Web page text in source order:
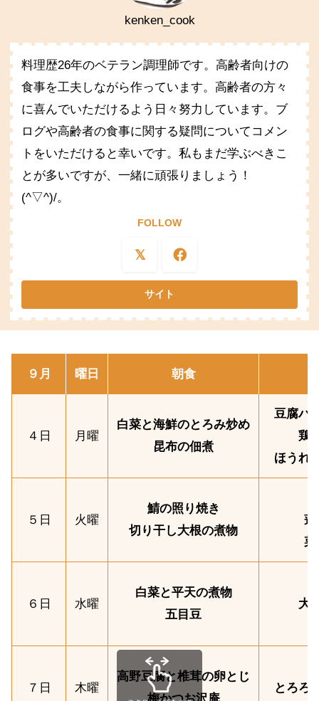
kenken_cook
料理歴26年のベテラン調理師です。高齢者向けの
食事を工夫しながら作っています。高齢者の方々
に喜んでいただけるよう日々努力しています。ブ
ログや高齢者の食事に関する疑問についてコメン
トをいただけると幸いです。私もまだ学ぶべきこ
とが多いですが、一緒に頑張りましょう！
(^▽^)/。
FOLLOW
９月 曜日 朝食
４日 月曜
白菜と海鮮のとろみ炒め
昆布の佃煮
豆腐ハ
鶏
ほうれ
５日 火曜
鯖の照り焼き
切り干し大根の煮物
蓮
菜
６日 水曜
白菜と平天の煮物
五目豆
大
７日 木曜
高野豆腐と椎茸の卵とじ
梅かつお沢庵
とろろ